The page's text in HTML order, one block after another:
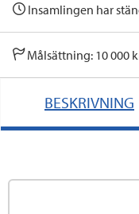
Insamlingen har
Målsättning: 10 000
BESKRIVNING